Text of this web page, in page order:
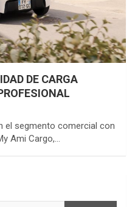
DE CARGA
el segmento comercial con
Ami Cargo,…